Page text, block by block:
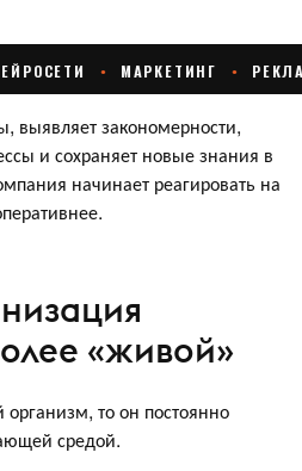
выявляет закономерности,
и сохраняет новые знания в
начинает реагировать на
«живой»
то он постоянно
средой.